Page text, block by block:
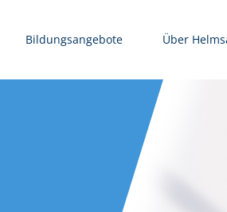
Bildungsangebote Über